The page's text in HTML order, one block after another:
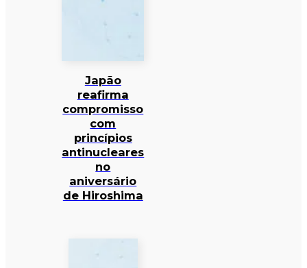
Japão
reafirma
compromisso
com
princípios
antinucleares
no
aniversário
de Hiroshima